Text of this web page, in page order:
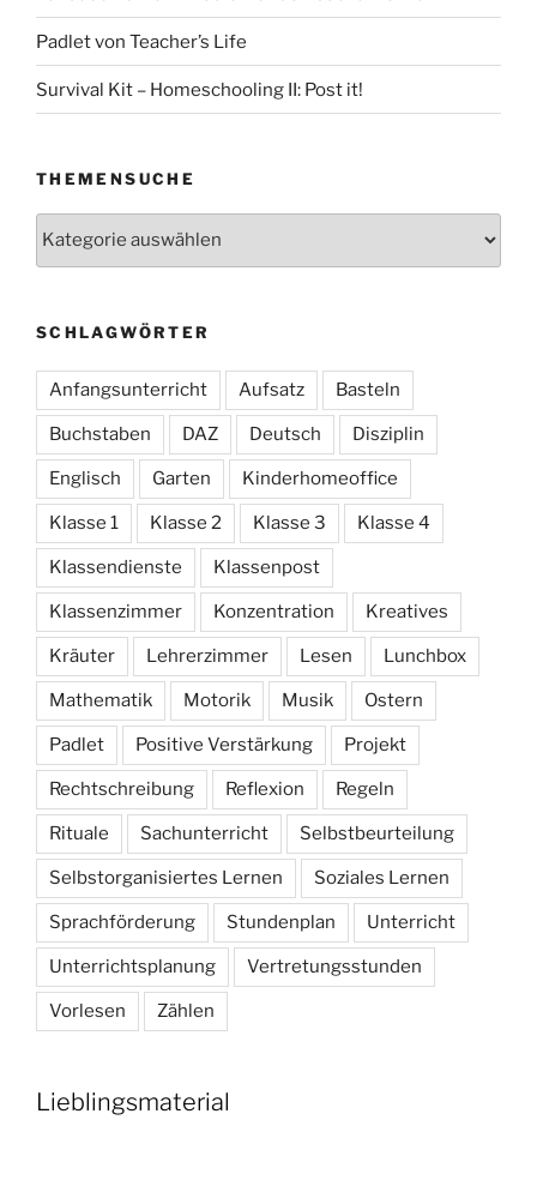
Padlet von Teacher’s Life
Survival Kit – Homeschooling II: Post it!
THEMENSUCHE
SCHLAGWÖRTER
Anfangsunterricht Aufsatz Basteln
Buchstaben DAZ Deutsch Disziplin
Englisch Garten Kinderhomeoffice
Klasse 1 Klasse 2 Klasse 3 Klasse 4
Klassendienste Klassenpost
Klassenzimmer Konzentration Kreatives
Kräuter Lehrerzimmer Lesen Lunchbox
Mathematik Motorik Musik Ostern
Padlet Positive Verstärkung Projekt
Rechtschreibung Reflexion Regeln
Rituale Sachunterricht Selbstbeurteilung
Selbstorganisiertes Lernen Soziales Lernen
Sprachförderung Stundenplan Unterricht
Unterrichtsplanung Vertretungsstunden
Vorlesen Zählen
Lieblingsmaterial